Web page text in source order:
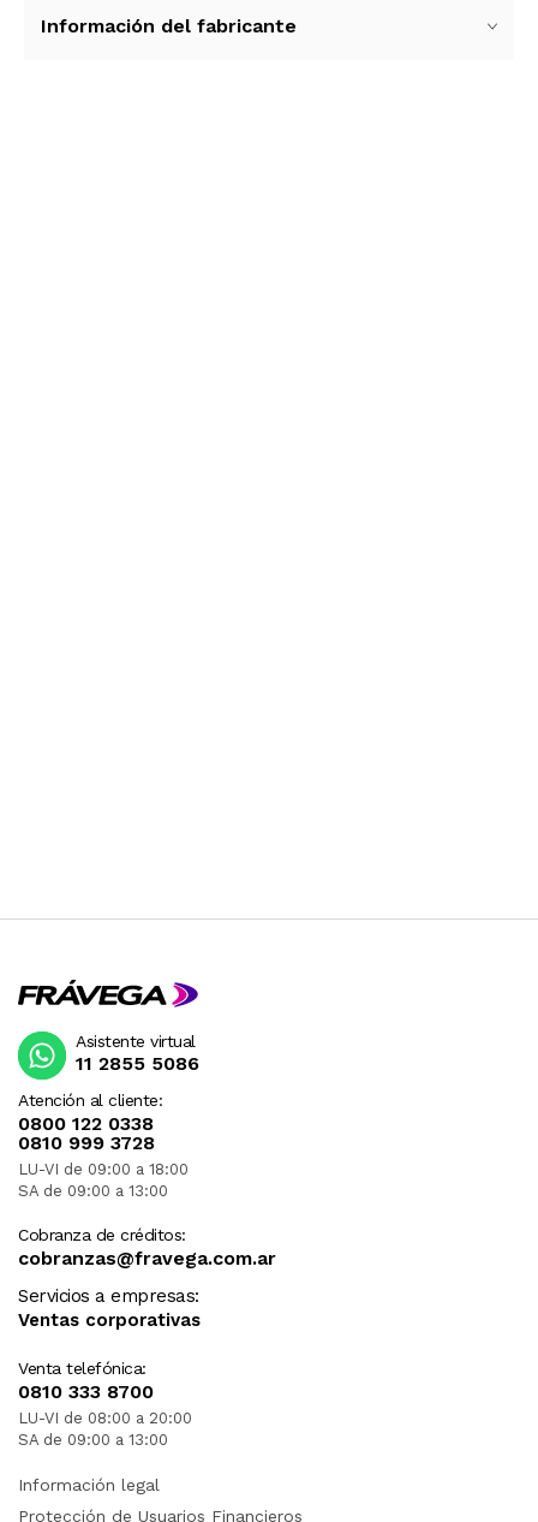
Información del fabricante
Atención al cliente:
0800 122 0338
0810 999 3728
LU-VI de 09:00 a 18:00
SA de 09:00 a 13:00
Cobranza de créditos:
cobranzas@fravega.com.ar
Servicios a empresas:
Ventas corporativas
Venta telefónica:
0810 333 8700
LU-VI de 08:00 a 20:00
SA de 09:00 a 13:00
Asistente virtual
11 2855 5086
Información legal
Protección de Usuarios Financieros